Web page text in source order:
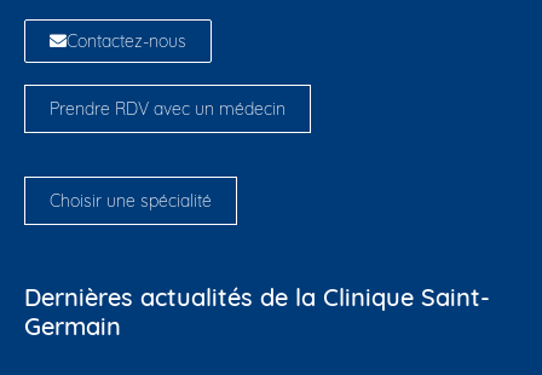
Contactez-nous
Prendre RDV avec un médecin
Choisir une spécialité
Dernières actualités de la Clinique Saint-
Germain